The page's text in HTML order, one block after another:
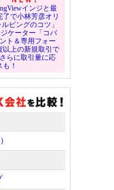
インジと最
了で小林芳彦オリ
ピングのコツ」
ケーター「コバ
ト＆専用フォー
以上の新規取引で
らに取引量に応
！